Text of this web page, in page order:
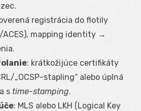
registrácia do flotily
ACES), mapping identity →
: krátkožijúce certifikáty
„OCSP-stapling“ alebo úplná
s time-stamping.
: MLS alebo LKH (Logical Key